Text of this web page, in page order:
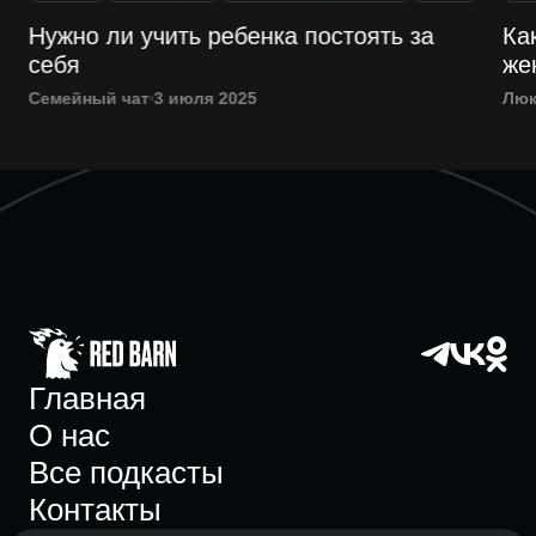
Нужно ли учить ребенка постоять за
себя
Семейный чат 3 июля 2025
Главная
О нас
Все подкасты
Контакты